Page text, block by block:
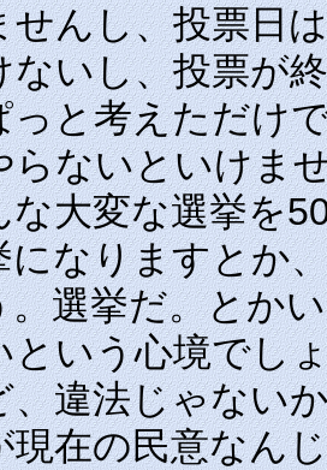
せんし、投票日
ないし、投票が
っと考えただけ
らないといけま
な大変な選挙を
になりますとか
。選挙だ。とか
という心境でし
、違法じゃない
現在の民意なん